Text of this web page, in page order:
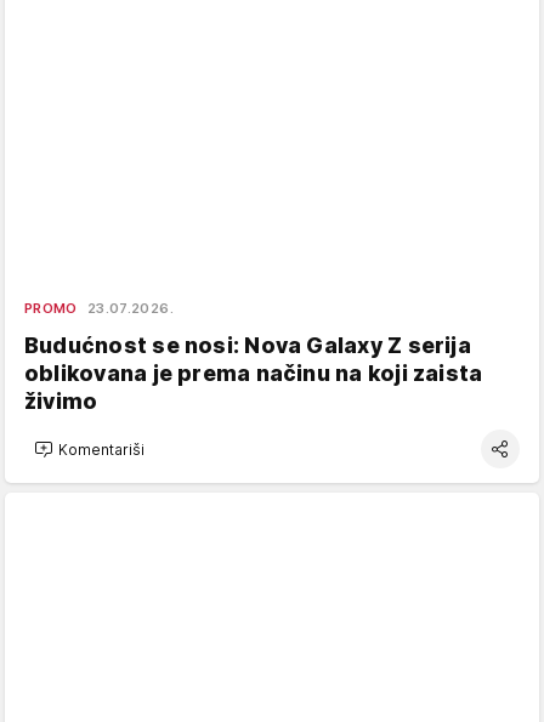
PROMO 23.07.2026.
Budućnost se nosi: Nova Galaxy Z serija
oblikovana je prema načinu na koji zaista
živimo
Komentariši